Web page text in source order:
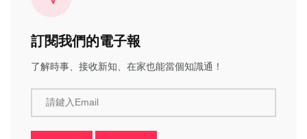
訂閱我們的電子報
了解時事、接收新知、在家也能當個知識通！
請鍵入Email